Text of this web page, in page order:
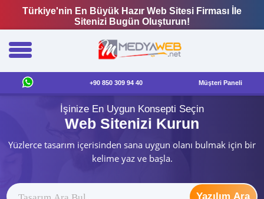
Türkiye'nin En Büyük Hazır Web Sitesi Firması İle
Sitenizi Bugün Oluşturun!
+90 850 309 94 40 Müşteri Paneli
İşinize En Uygun Konsepti Seçin
Web Sitenizi Kurun
Yüzlerce tasarım içerisinden sana uygun olanı bulmak için bir
kelime yaz ve başla.
Yazılım Ara